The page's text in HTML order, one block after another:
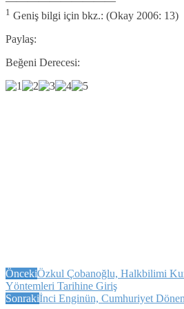
1 Geniş bilgi için bkz.: (Okay 2006: 13)
Paylaş:
Beğeni Derecesi:
ÖncekiÖzkul Çobanoğlu, Halkbilimi
Yöntemleri Tarihine Giriş
Sonrakiİnci Enginün, Cumhuriyet